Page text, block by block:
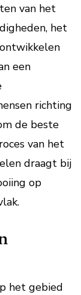
van het
het
een
richting
de beste
van het
draagt bij
op
het gebied